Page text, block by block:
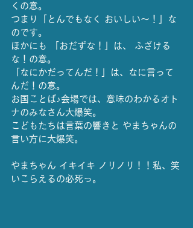
くの意。
つまり「とんでもなく おいしい〜！」な
のです。
ほかにも 「おだずな！」は、 ふざける
な！の意。
「なにかだってんだ！」は、なに言って
んだ！の意。
お国ことば♪会場では、意味のわかるオト
ナのみなさん大爆笑。
こどもたちは言葉の響きと やまちゃんの
言い方に大爆笑。
やまちゃん イキイキ ノリノリ！！私、笑
いこらえるの必死っ。